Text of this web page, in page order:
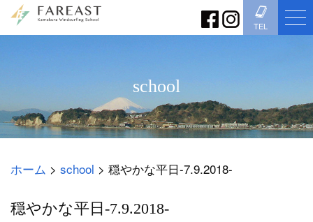
TEL
school
ホーム > school > 穏やかな平日-7.9.2018-
穏やかな平日-7.9.2018-